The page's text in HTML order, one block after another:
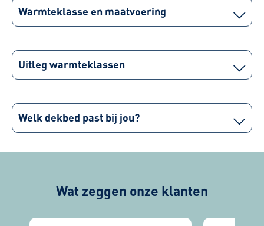
Warmteklasse en maatvoering
Uitleg warmteklassen
Welk dekbed past bij jou?
Wat zeggen onze klanten